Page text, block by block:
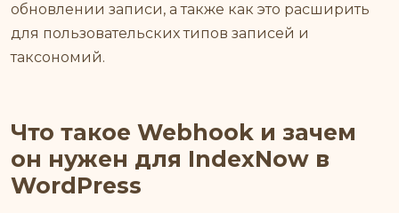
обновлении записи, а также как это расширить
для пользовательских типов записей и
таксономий.
Что такое Webhook и зачем
он нужен для IndexNow в
WordPress